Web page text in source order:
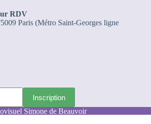
RDV
Paris (Métro Saint-Georges ligne
Simone de Beauvoir